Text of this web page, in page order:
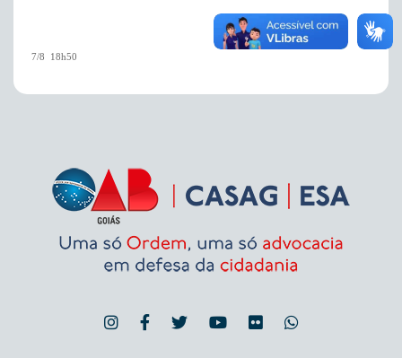
7/8  18h50